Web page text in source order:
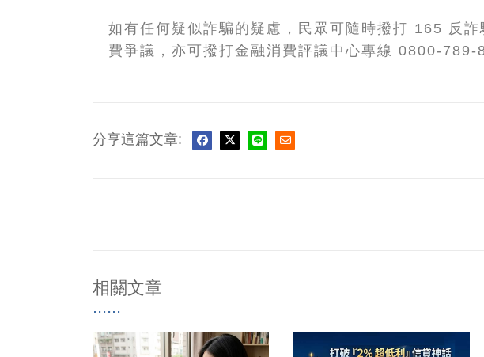
如有任何疑似詐騙的疑慮，民眾可隨時撥打 165 反詐
費爭議，亦可撥打金融消費評議中心專線 0800-789-
分享這篇文章:
相關文章